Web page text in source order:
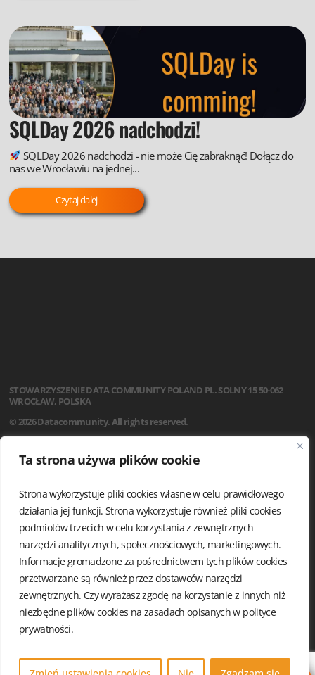
Ta strona używa plików cookie
Strona wykorzystuje pliki cookies własne w celu prawidłowego
działania jej funkcji. Strona wykorzystuje również pliki cookies
podmiotów trzecich w celu korzystania z zewnętrznych
narzędzi analitycznych, społecznościowych, marketingowych.
Informacje gromadzone za pośrednictwem tych plików cookies
przetwarzane są również przez dostawców narzędzi
zewnętrznych. Czy wyrażasz zgodę na korzystanie z innych niż
niezbędne plików cookies na zasadach opisanych w polityce
prywatności.
SQLDay 2026 nadchodzi!
SQLDay 2026 nadchodzi - nie może Cię zabraknąć! Dołącz do
nas we Wrocławiu na jednej...
Czytaj dalej
STOWARZYSZENIEDATA COMMUNITY POLAND PL. SOLNY 1550-062
WROCŁAW, POLSKA
© 2026 Datacommunity. All rights reserved.
AKTUALNOŚCI
STATUT
REGULAMIN
ZARZĄD I KOMISJA REWIZYJNA
GRUPY LOKALNE
KALENDARIUM
KONTAKT
POLITYKA PRYWATNOŚCI